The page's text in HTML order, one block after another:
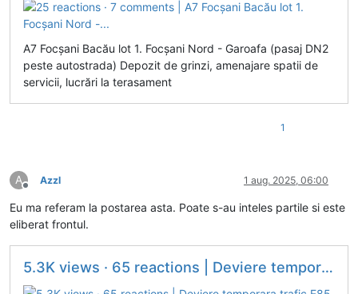
A7 Focșani Bacău lot 1. Focșani Nord - Garoafa (pasaj DN2
peste autostrada) Depozit de grinzi, amenajare spatii de
servicii, lucrări la terasament
1
A
Deconectat
Azzl 1 aug. 2025, 06:00
Eu ma referam la postarea asta. Poate s-au inteles partile si este
eliberat frontul.
5.3K views · 65 reactions | Deviere temporara trafic E85 pentru...